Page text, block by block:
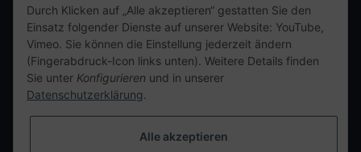
Kontaktdaten
tweet
teilen
Durch Klicken auf „Alle akzeptieren“ gestatten Sie den
Einsatz folgender Dienste auf unserer Website: YouTube,
Vimeo. Sie können die Einstellung jederzeit ändern
(Fingerabdruck-Icon links unten). Weitere Details finden
Sie unter Konfigurieren und in unserer
Datenschutzerklärung.
Alle akzeptieren